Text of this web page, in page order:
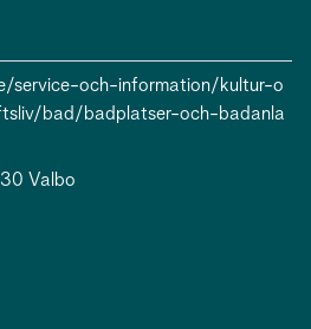
service-och-information/kultur-o
bad/badplatser-och-badanla
Valbo